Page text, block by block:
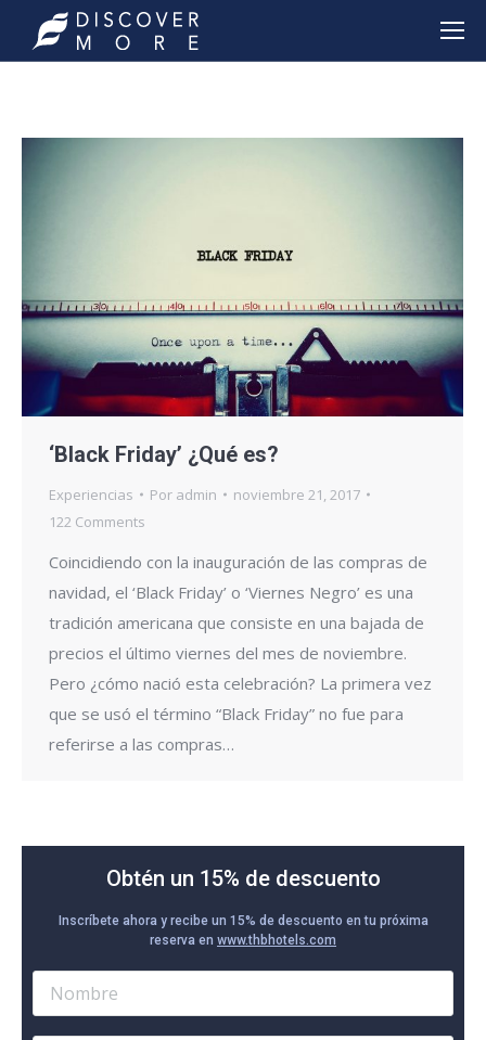
‘Black Friday’ ¿Qué es?
Experiencias Por admin
noviembre 21, 2017
122 Comments
Coincidiendo con la inauguración de las compras de
navidad, el ‘Black Friday’ o ‘Viernes Negro’ es una
tradición americana que consiste en una bajada de
precios el último viernes del mes de noviembre.
Pero ¿cómo nació esta celebración? La primera vez
que se usó el término “Black Friday” no fue para
referirse a las compras…
Obtén un 15% de descuento
Inscríbete ahora y recibe un 15% de descuento en tu próxima
reserva en www.thbhotels.com